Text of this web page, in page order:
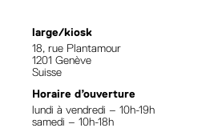
large/kiosk
18, rue Plantamour
1201 Genève
Suisse
Horaire d’ouverture
lundi à vendredi – 10h-19h
samedi – 10h-18h